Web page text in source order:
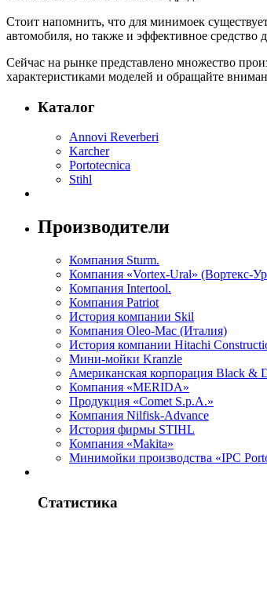
Стоит напомнить, что для минимоек
автомобиля, но также и эффективное средство
Сейчас на рынке представлено множество
характеристиками моделей и обращайте
Каталог
Annovi Reverberi
Karcher
Portotecnica
Stihl
Производители
Компания Sturm.
Компания «Vortex-Ural» (Вортекс-
Компания Intertool.
Компания Patriot
История компании Skil
Компания Oleo-Mac (Италия)
История компании Hitachi
Мини-мойки Kranzle
Американская корпорация Black &
Компания «MERIDA»
Продукция «Comet S.p.A.»
Компания Nilfisk-Advance
История фирмы STIHL
Компания «Makita»
Минимойки производства «IPC
Статистика